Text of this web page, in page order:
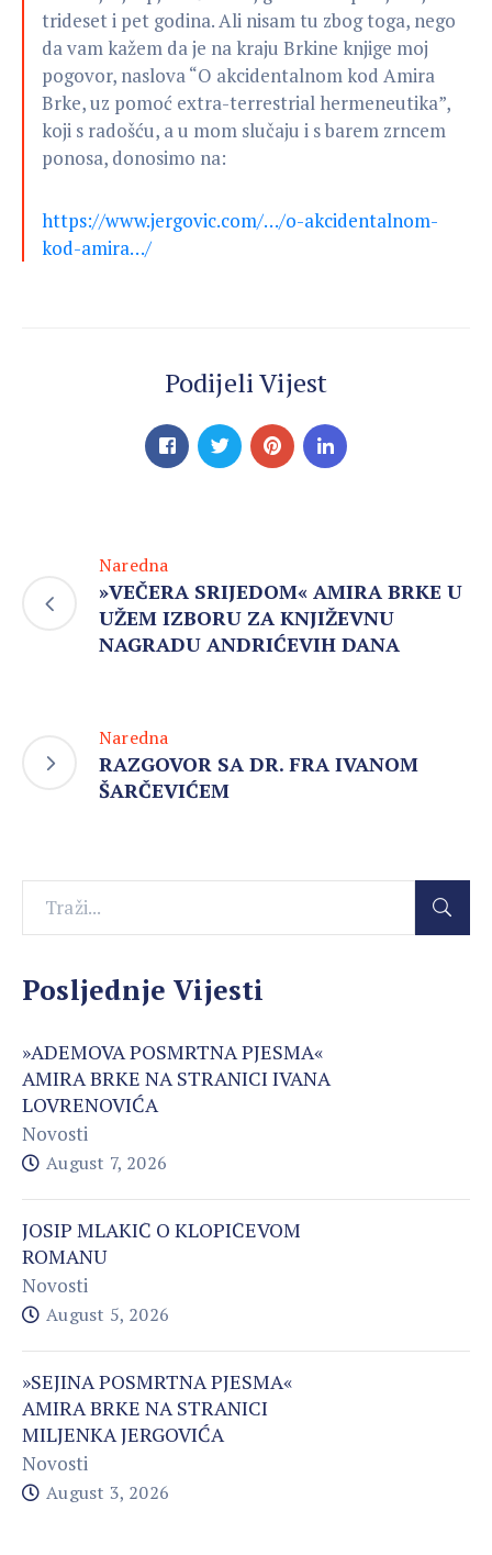
trideset i pet godina. Ali nisam tu zbog toga, nego
da vam kažem da je na kraju Brkine knjige moj
pogovor, naslova “O akcidentalnom kod Amira
Brke, uz pomoć extra-terrestrial hermeneutika”,
koji s radošću, a u mom slučaju i s barem zrncem
ponosa, donosimo na:
https://www.jergovic.com/…/o-akcidentalnom-
kod-amira…/
Podijeli Vijest
Naredna
»VEČERA SRIJEDOM« AMIRA BRKE U
UŽEM IZBORU ZA KNJIŽEVNU
NAGRADU ANDRIĆEVIH DANA
Naredna
RAZGOVOR SA DR. FRA IVANOM
ŠARČEVIĆEM
Posljednje Vijesti
»ADEMOVA POSMRTNA PJESMA«
AMIRA BRKE NA STRANICI IVANA
LOVRENOVIĆA
Novosti
August 7, 2026
JOSIP MLAKIĆ O KLOPIĆEVOM
ROMANU
Novosti
August 5, 2026
»SEJINA POSMRTNA PJESMA«
AMIRA BRKE NA STRANICI
MILJENKA JERGOVIĆA
Novosti
August 3, 2026